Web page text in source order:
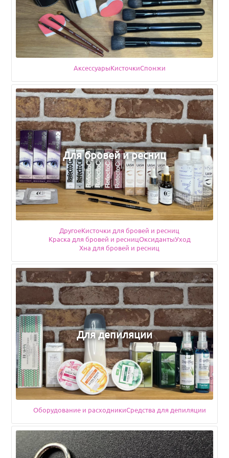
Подкатегории
АксессуарыКисточкиСпонжи
Для бровей и ресниц
Подкатегории
ДругоеКисточки для бровей и ресниц
Краска для бровей и ресницОксидантыУход
Хна для бровей и ресниц
Для депиляции
Подкатегории
Оборудование и расходникиСредства для депиляции